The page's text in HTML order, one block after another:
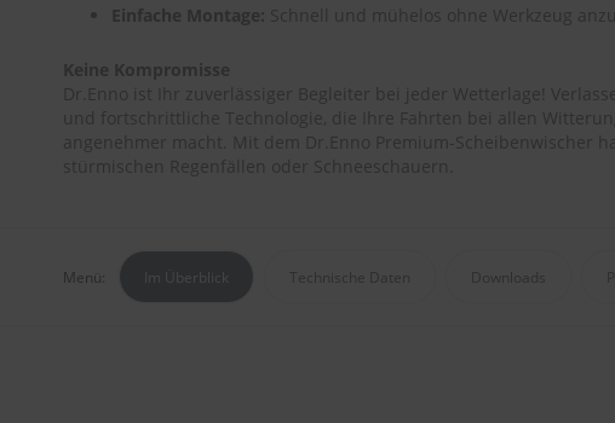
Einfache Montage: Schnell und mühelos ohne Werkzeug
Keine Kompromisse
Dr.Enno ist Ihr zuverlässiger Begleiter bei jeder Wetterlage!
und fortschrittliche Technologie, die Ihre Fahrten bei allen
angenehmer macht. Mit dem Dr.Enno Premium-Scheibenwischer
stürmischen Regenfällen oder Schneeschauern.
Menü: Im Überblick Technische Daten Downloads